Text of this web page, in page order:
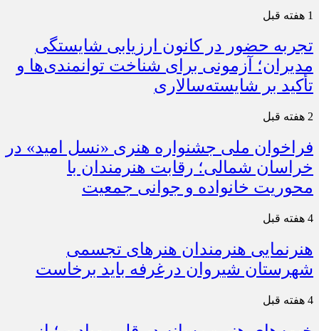
1 هفته قبل
تجربه حضور در کانون ارزیابی شایستگی
مدیران؛ آزمونی برای شناخت توانمندی‌ها و
تأکید بر شایسته‌سالاری
2 هفته قبل
فراخوان ملی جشنواره هنری «نسل امید» در
خراسان شمالی؛ رقابت هنرمندان با
محوریت خانواده و جوانی جمعیت
4 هفته قبل
هنرنمایی هنرمندان هنرهای تجسمی
شهرستان شیروان درغرفه باید برخاست
4 هفته قبل